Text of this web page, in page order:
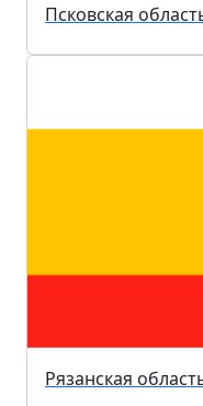
Псковская
Рязанская